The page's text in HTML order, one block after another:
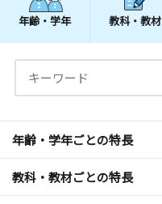
年齢・学年 教科・教材
年齢・学年ごとの特長
教科・教材ごとの特長